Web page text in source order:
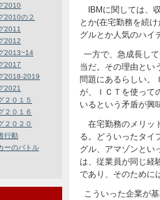
2010
2010の２
2011
2012
2013~14
2017
2018-2019
2021
２０１５
２０１６
２０２０
行動
ーのバトル
IBMに関しては、
とか(在宅勤務を続
グルとか人気のハイ
一方で、急成長し
当だ。その理由とい
問題にあるらしい。
が、ＩＣＴを使って
いるという矛盾が興
在宅勤務のメリッ
る。どういったタイ
グル、アマゾンとい
は、従業員が同じ経
であり、そのために
こういった企業が